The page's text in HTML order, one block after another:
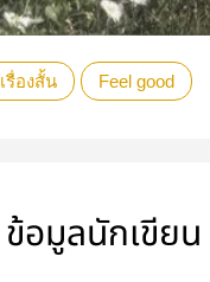
เรื่องสั้น Feel good
ข้อมูลนักเขียน